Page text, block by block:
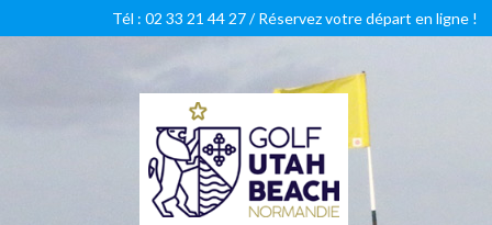
Tél : 02 33 21 44 27 /Réservez votre départ en ligne !